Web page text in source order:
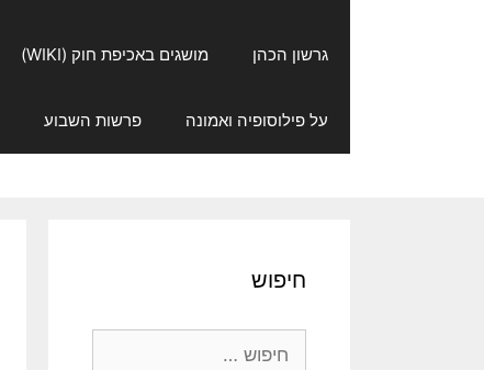
גרשון הכהן מושגים באכיפת חוק (WIKI)
על פילוסופיה ואמונה פרשות השבוע
חיפוש